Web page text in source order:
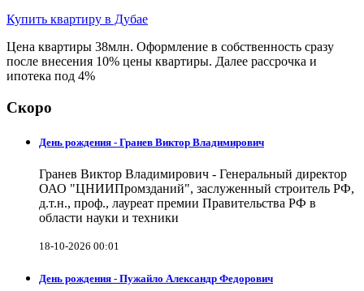
Купить квартиру в Дубае
Цена квартиры 38млн. Оформление в собственность сразу
после внесения 10% цены квартиры. Далее рассрочка и
ипотека под 4%
Скоро
День рождения - Гранев Виктор Владимирович
Гранев Виктор Владимирович - Генеральный директор
ОАО "ЦНИИПромзданий", заслуженный строитель РФ,
д.т.н., проф., лауреат премии Правительства РФ в
области науки и техники
18-10-2026 00:01
День рождения - Пужайло Александр Федорович